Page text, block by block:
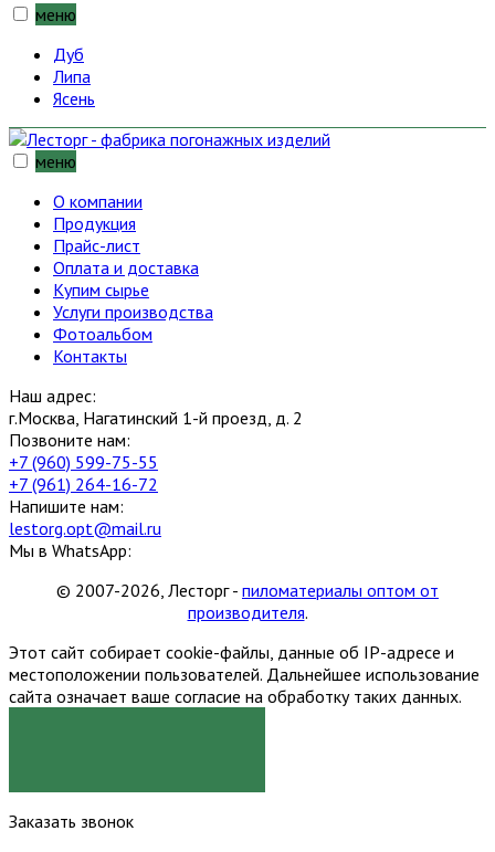
меню
Дуб
Липа
Ясень
меню
О компании
Продукция
Прайс-лист
Оплата и доставка
Купим сырье
Услуги производства
Фотоальбом
Контакты
Наш адрес:
г.Москва, Нагатинский 1-й проезд, д. 2
Позвоните нам:
+7 (960) 599-75-55
+7 (961) 264-16-72
Напишите нам:
lestorg.opt@mail.ru
Мы в WhatsApp:
© 2007-2026, Лесторг - пиломатериалы оптом от
производителя.
Этот сайт собирает cookie-файлы, данные об IP-адресе и
местоположении пользователей. Дальнейшее использование
сайта означает ваше согласие на обработку таких данных.
Заказать звонок